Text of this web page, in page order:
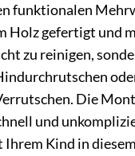
funktionalen
Holz gefertigt und
zu reinigen,
Die
und
Kind in